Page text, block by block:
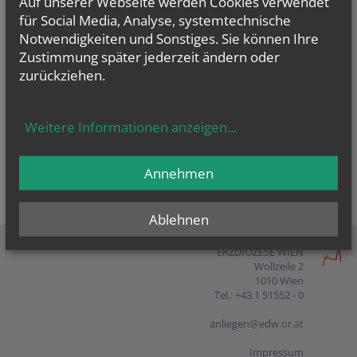
Presse
Shop
ERZDIÖZESE WIEN
Wollzeile 2
1010 Wien
Tel.: +43 1 51552 - 0
anliegen@edw.or.at
Impressum
für Social Media, Analyse, systemtechnische
Notwendigkeiten und Sonstiges. Sie können Ihre
Zustimmung später jederzeit ändern oder
zurückziehen.
Weitere Informationen anzeigen...
Ablehnen
Annehmen